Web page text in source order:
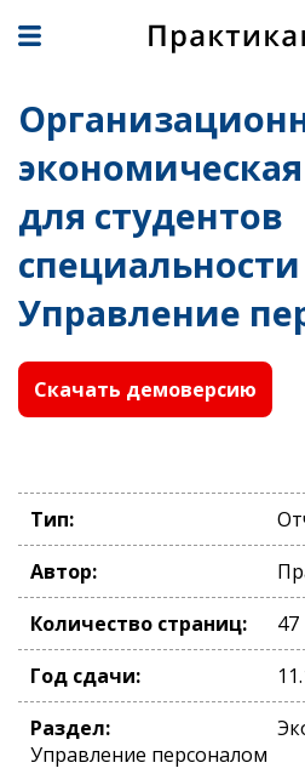
для студентов
специальности
Управление
Скачать демоверсию
Тип:
Автор:
Количество страниц:
47
Год сдачи:
Раздел:
Управление персоналом